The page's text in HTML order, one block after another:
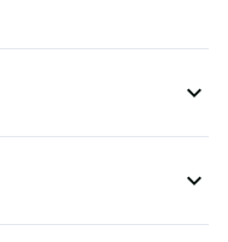
expand_more
expand_more